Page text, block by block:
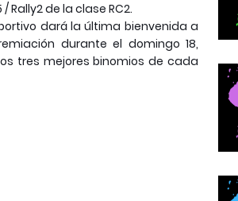
de la clase RC2.
dará la última bienvenida a
durante el domingo 18,
tres mejores binomios de cada